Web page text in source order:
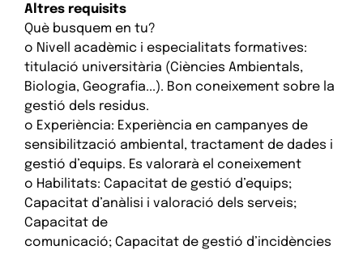
Altres requisits
Què busquem en tu?
o Nivell acadèmic i especialitats formatives:
titulació universitària (Ciències Ambientals,
Biologia, Geografia...). Bon coneixement sobre la
gestió dels residus.
o Experiència: Experiència en campanyes de
sensibilització ambiental, tractament de dades i
gestió d’equips. Es valorarà el coneixement
o Habilitats: Capacitat de gestió d’equips;
Capacitat d’anàlisi i valoració dels serveis;
Capacitat de
comunicació; Capacitat de gestió d’incidències